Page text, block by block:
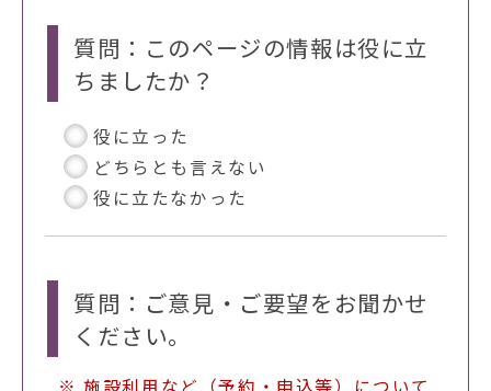
質問：このページの情報は役に立
ちましたか？
役に立った
どちらとも言えない
役に立たなかった
質問：ご意見・ご要望をお聞かせ
ください。
※ 施設利用など（予約・申込等）について